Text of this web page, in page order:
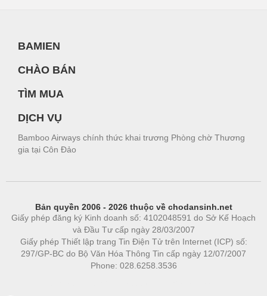
BAMIEN
CHÀO BÁN
TÌM MUA
DỊCH VỤ
Bamboo Airways chính thức khai trương Phòng chờ Thương
gia tại Côn Đảo
Bản quyền 2006 - 2026 thuộc về chodansinh.net
Giấy phép đăng ký Kinh doanh số: 4102048591 do Sở Kế Hoạch
và Đầu Tư cấp ngày 28/03/2007
Giấy phép Thiết lập trang Tin Điện Tử trên Internet (ICP) số:
297/GP-BC do Bộ Văn Hóa Thông Tin cấp ngày 12/07/2007
Phone: 028.6258.3536